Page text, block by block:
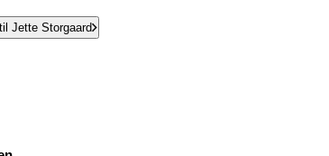
Jette Storgaard